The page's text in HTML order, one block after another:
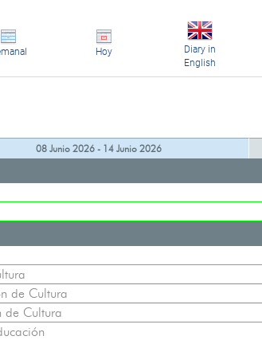
Hoy
Diary in
English
08 Junio 2026 - 14 Junio 2026
de Cultura
de Cultura